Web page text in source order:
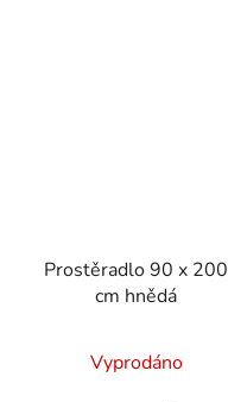
Prostěradlo 90 x 200
cm hnědá
Vyprodáno